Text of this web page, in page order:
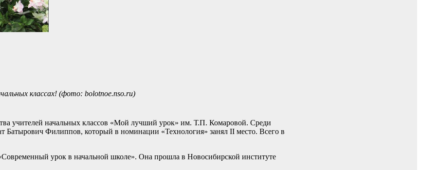
классах! (фото: bolotnoe.nso.ru)
учителей начальных классов «Мой лучший урок» им. Т.П. Комаровой. Среди
Батырович Филиппов, который в номинации «Технология» занял II место. Всего в
урок в начальной школе». Она прошла в Новосибирской институте